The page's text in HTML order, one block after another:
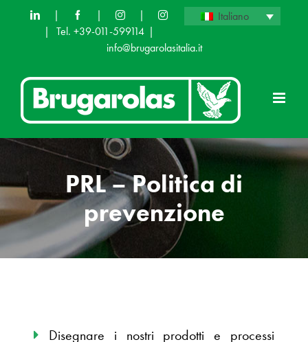
Italiano
| |
|
|
Tel. +39-011-599114 |
info@brugarolasitalia.it
PRL – Politica di
prevenzione
Disegnare i nostri prodotti e processi